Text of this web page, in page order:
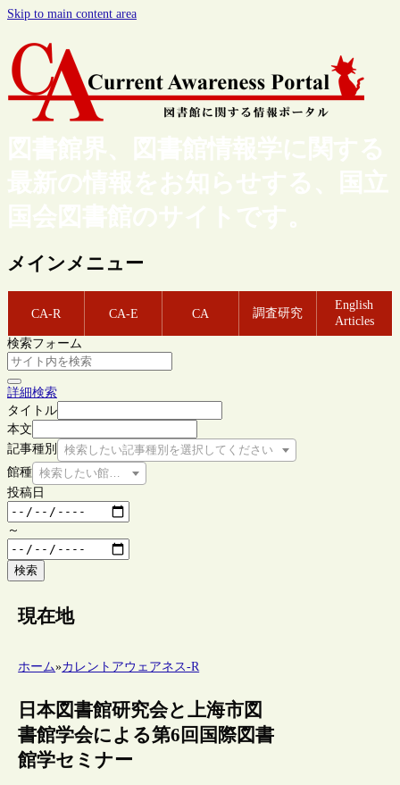
Skip to main content area
図書館界、図書館情報学に関する
最新の情報をお知らせする、国立
国会図書館のサイトです。
メインメニュー
CA-R CA-E CA 調査研究
English
Articles
検索フォーム
詳細検索
タイトル
本文
記事種別
検索したい記事種別を選択してください
館種 検索したい館種を選択してください
投稿日
～
検索
現在地
ホーム»カレントアウェアネス-R
日本図書館研究会と上海市図
書館学会による第6回国際図書
館学セミナー